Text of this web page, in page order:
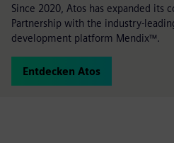
Since 2020, Atos has expanded its
Partnership with the industry-
development platform Mendix™.
Entdecken Atos